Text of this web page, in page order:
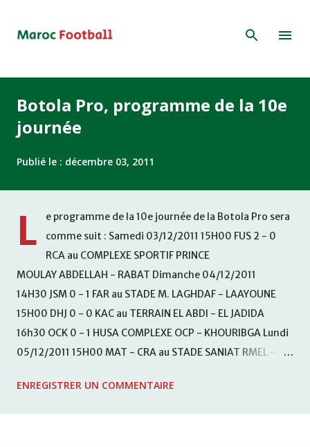
Botola Pro, programme de la 10e
journée
Publié le : décembre 03, 2011
L
e programme de la 10e journée de la Botola Pro sera
comme suit : Samedi 03/12/2011 15H00 FUS 2 - 0
RCA au COMPLEXE SPORTIF PRINCE
MOULAY ABDELLAH - RABAT Dimanche 04/12/2011
14H30 JSM 0 - 1 FAR au STADE M. LAGHDAF - LAAYOUNE
15H00 DHJ 0 - 0 KAC au TERRAIN EL ABDI - EL JADIDA
16h30 OCK 0 - 1 HUSA COMPLEXE OCP - KHOURIBGA Lundi
05/12/2011 15H00 MAT - CRA au STADE SANIAT RMEL -
KHEMISET Mardi 06/12/2011 15H00 WAF - OCS au
ENREGISTRER UN COMMENTAIRE